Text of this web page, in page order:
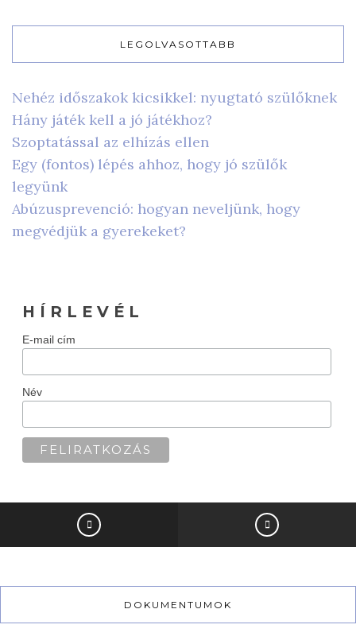
LEGOLVASOTTABB
Nehéz időszakok kicsikkel: nyugtató szülőknek
Hány játék kell a jó játékhoz?
Szoptatással az elhízás ellen
Egy (fontos) lépés ahhoz, hogy jó szülők
legyünk
Abúzusprevenció: hogyan neveljünk, hogy
megvédjük a gyerekeket?
H Í R L E V É L
E-mail cím
Név
DOKUMENTUMOK